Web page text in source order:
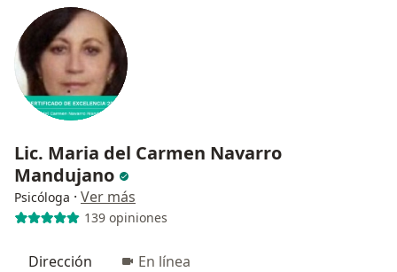
Lic. Maria del Carmen Navarro
Mandujano
Psicóloga · Ver más
139 opiniones
Dirección En línea